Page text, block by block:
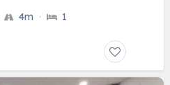
4m · 1